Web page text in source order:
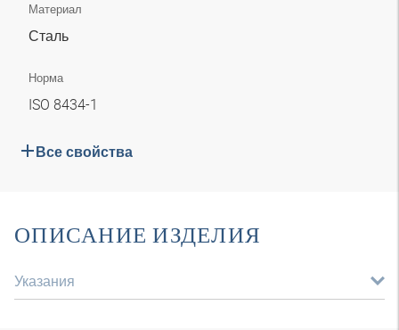
Материал
Сталь
Норма
ISO 8434-1
Все свойства
ОПИСАНИЕ ИЗДЕЛИЯ
Указания